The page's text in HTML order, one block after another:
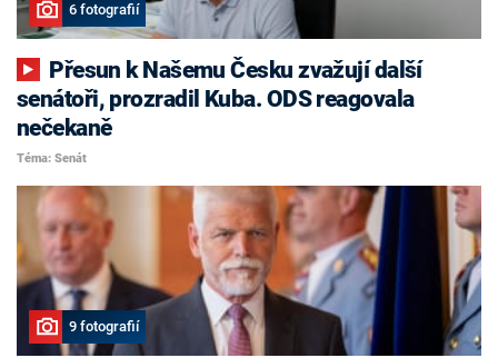
6 fotografií
senátoři, prozradil Kuba. ODS reagovala
nečekaně
Téma: Senát
9 fotografií